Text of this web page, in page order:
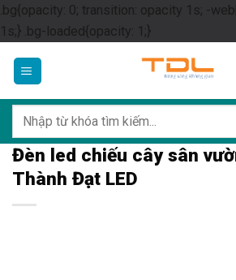
.bg{opacity: 0; transition: opacity 1s; -
1s;} .bg-loaded{opacity: 1;}Skip
content
kiếm:
Đèn led chiếu cây sân
Thành Đạt LED